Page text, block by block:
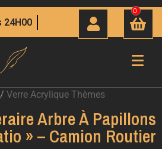
24H00
0
/ Verre Acrylique Thèmes
Arbre À Papillons
» – Camion Routier